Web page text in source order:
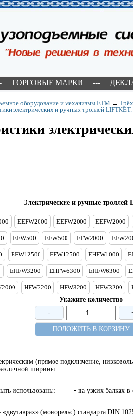
ТОРГОВЫЕ МАРКИ ---
оборудование и механизмы ETM →
электрических и ручных троллей LIFTKET.
Электрические и ручные троллей
EEFW2000 EEFW2000 EEFW2000
EFW500 EFW500 EFW2000
EFW12500 EFW12500 EHFW1000
EHFW3200 EHFW6300 EHFW6300
HFW3200 HFW3200 HFW3200
Укажите количество
-
ПОЛОЖИТЬ В КОРЗИНУ
(прямое подключение,
ширины.
использованы: • на узких балках
(монорельс) стандарта DIN